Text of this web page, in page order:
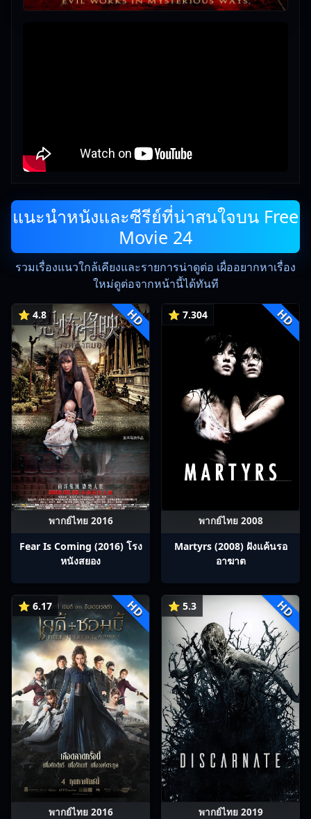
แนะนำหนังและซีรีย์ที่น่าสนใจบน Free
Movie 24
รวมเรื่องแนวใกล้เคียงและรายการน่าดูต่อ เผื่ออยากหาเรื่อง
ใหม่ดูต่อจากหน้านี้ได้ทันที
⭐ 4.8 HD
พากย์ไทย 2016
Fear Is Coming (2016) โรง
หนังสยอง
⭐ 7.304 HD
พากย์ไทย 2008
Martyrs (2008) ฝังแค้นรอ
อาฆาต
⭐ 6.17 HD
พากย์ไทย 2016
⭐ 5.3 HD
พากย์ไทย 2019